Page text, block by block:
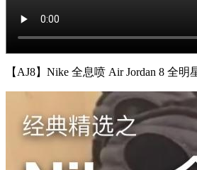
【AJ8】Nike 全息喷 Air Jordan 8 全明